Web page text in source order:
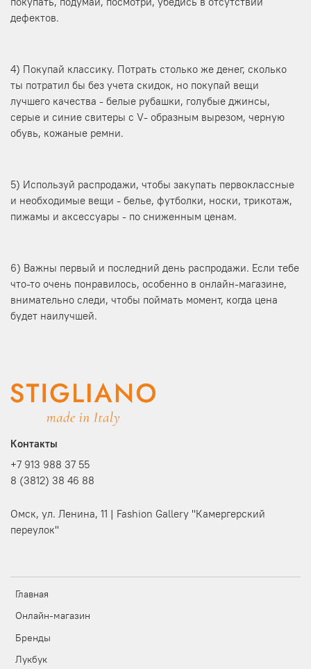
дефектов.
4) Покупай классику. Потрать столько же денег, сколько
ты потратил бы без учета скидок, но покупай вещи
лучшего качества - белые рубашки, голубые джинсы,
серые и синие свитеры с V- образным вырезом, черную
обувь, кожаные ремни.
5) Используй распродажи, чтобы закупать первоклассные
и необходимые вещи - белье, футболки, носки, трикотаж,
пижамы и аксессуары - по сниженным ценам.
6) Важны первый и последний день распродажи. Если тебе
что-то очень понравилось, особенно в онлайн-магазине,
внимательно следи, чтобы поймать момент, когда цена
будет наилучшей.
Главная
Онлайн-магазин
Бренды
Лукбук
Контакты
+7 913 988 37 55
8 (3812) 38 46 88
Омск, ул. Ленина, 11 | Fashion Gallery "Камергерский
переулок"